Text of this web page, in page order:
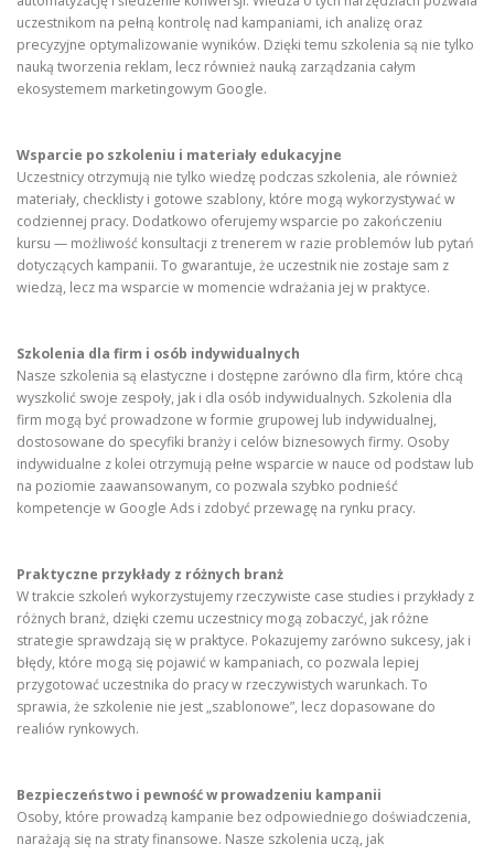
uczestnikom na pełną kontrolę nad kampaniami, ich analizę oraz
precyzyjne optymalizowanie wyników. Dzięki temu szkolenia są nie tylko
nauką tworzenia reklam, lecz również nauką zarządzania całym
ekosystemem marketingowym Google.
Wsparcie po szkoleniu i materiały edukacyjne
Uczestnicy otrzymują nie tylko wiedzę podczas szkolenia, ale również
materiały, checklisty i gotowe szablony, które mogą wykorzystywać w
codziennej pracy. Dodatkowo oferujemy wsparcie po zakończeniu
kursu — możliwość konsultacji z trenerem w razie problemów lub pytań
dotyczących kampanii. To gwarantuje, że uczestnik nie zostaje sam z
wiedzą, lecz ma wsparcie w momencie wdrażania jej w praktyce.
Szkolenia dla firm i osób indywidualnych
Nasze szkolenia są elastyczne i dostępne zarówno dla firm, które chcą
wyszkolić swoje zespoły, jak i dla osób indywidualnych. Szkolenia dla
firm mogą być prowadzone w formie grupowej lub indywidualnej,
dostosowane do specyfiki branży i celów biznesowych firmy. Osoby
indywidualne z kolei otrzymują pełne wsparcie w nauce od podstaw lub
na poziomie zaawansowanym, co pozwala szybko podnieść
kompetencje w Google Ads i zdobyć przewagę na rynku pracy.
Praktyczne przykłady z różnych branż
W trakcie szkoleń wykorzystujemy rzeczywiste case studies i przykłady z
różnych branż, dzięki czemu uczestnicy mogą zobaczyć, jak różne
strategie sprawdzają się w praktyce. Pokazujemy zarówno sukcesy, jak i
błędy, które mogą się pojawić w kampaniach, co pozwala lepiej
przygotować uczestnika do pracy w rzeczywistych warunkach. To
sprawia, że szkolenie nie jest „szablonowe”, lecz dopasowane do
realiów rynkowych.
Bezpieczeństwo i pewność w prowadzeniu kampanii
Osoby, które prowadzą kampanie bez odpowiedniego doświadczenia,
narażają się na straty finansowe. Nasze szkolenia uczą, jak